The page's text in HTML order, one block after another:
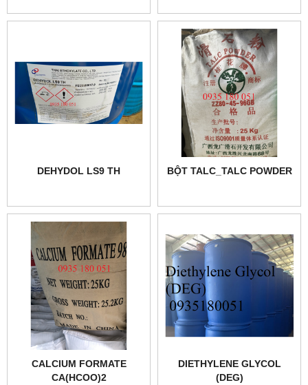
DEHYDOL LS9 TH BỘT TALC_TALC POWDER
CALCIUM FORMATE
CA(HCOO)2
DIETHYLENE GLYCOL
(DEG)